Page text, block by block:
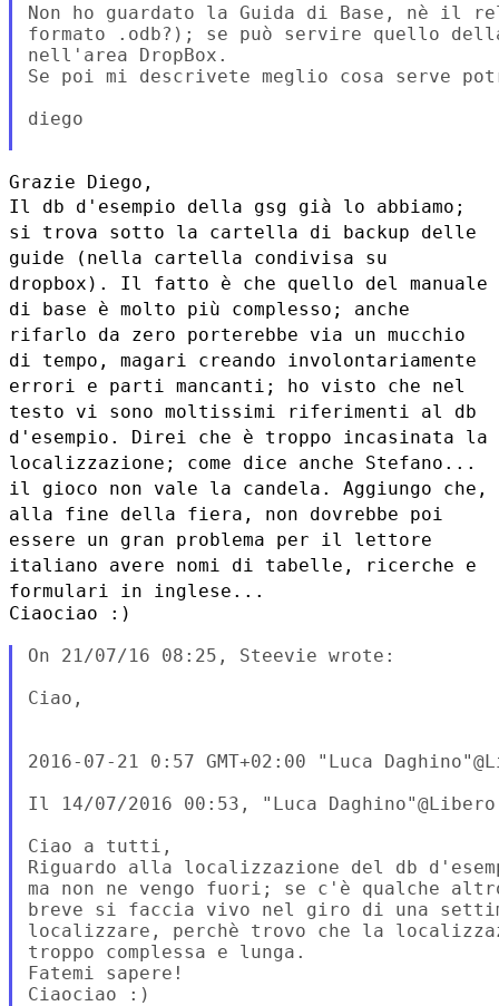
Non ho guardato la Guida di Base, nè il
formato .odb?); se può servire quello
nell'area DropBox.
Se poi mi descrivete meglio cosa serve
diego
Il db d'esempio della gsg già lo abbiamo;
si trova sotto la cartella di backup delle
guide (nella cartella condivisa su
dropbox). Il fatto è che quello del manuale
di base è molto più complesso; anche
rifarlo da zero porterebbe via un mucchio
di tempo, magari creando involontariamente
errori e parti mancanti; ho visto che nel
testo vi sono moltissimi riferimenti al db
d'esempio. Direi che è troppo incasinata la
localizzazione; come dice anche Stefano...
il gioco non vale la candela. Aggiungo che,
alla fine della fiera, non dovrebbe poi
essere un gran problema per il lettore
italiano avere nomi di tabelle, ricerche e
formulari in inglese...
Ciaociao :)
On 21/07/16 08:25, Steevie wrote:
Ciao,
2016-07-21 0:57 GMT+02:00 "Luca
Il 14/07/2016 00:53, "Luca
Ciao a tutti,
Riguardo alla localizzazione del db
ma non ne vengo fuori; se c'è qualche
breve si faccia vivo nel giro di una
localizzare, perchè trovo che la
troppo complessa e lunga.
Fatemi sapere!
Ciaociao :)